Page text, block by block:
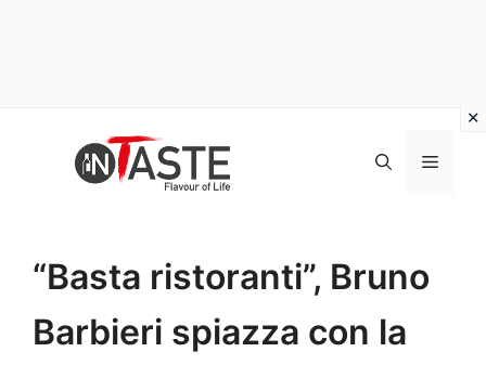
Menu
“Basta ristoranti”, Bruno
Barbieri spiazza con la